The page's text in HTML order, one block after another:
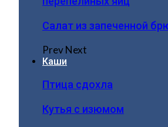
Салат из запеченной
PrevNext
Каши
Птица сдохла
Кутья с изюмом